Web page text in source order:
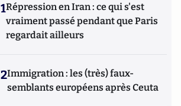
1Répression en Iran : ce qui s'est
vraiment passé pendant que Paris
regardait ailleurs
2Immigration : les (très) faux-
semblants européens après Ceuta